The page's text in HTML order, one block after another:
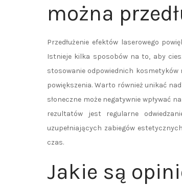
można
Przedłużenie efektów laserowego
Istnieje kilka sposobów na to, aby
stosowanie odpowiednich
powiększenia. Warto również unikać
słoneczne może negatywnie wpływać
rezultatów jest regularne
uzupełniających zabiegów
czas.
Jakie są